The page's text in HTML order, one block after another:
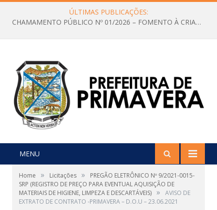
ÚLTIMAS PUBLICAÇÕES:
CHAMAMENTO PÚBLICO Nº 01/2026 – FOMENTO À CRIAÇÃO E A CIRCULAÇÃO DE PRODUÇÕES CULTURAIS – Aldir Blanc
MENU
Home » Licitações »
PREGÃO ELETRÔNICO Nº 9/2021-0015-
SRP (REGISTRO DE PREÇO PARA EVENTUAL AQUISIÇÃO DE
MATERIAIS DE HIGIENE, LIMPEZA E DESCARTÁVEIS) »
AVISO DE
EXTRATO DE CONTRATO -PRIMAVERA – D.O.U – 23.06.2021